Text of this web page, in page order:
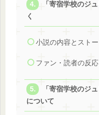
「寄宿学校のジ
く
小説の内容とスト
ファン・読者の反
「寄宿学校のジ
について